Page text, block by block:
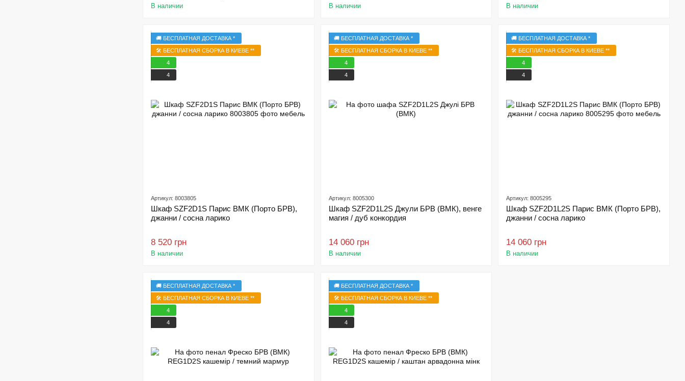
В наличии В наличии В наличии
🚚 БЕСПЛАТНАЯ ДОСТАВКА *
🛠️ БЕСПЛАТНАЯ СБОРКА В КИЕВЕ **
4
4
Артикул: 8003805
Шкаф SZF2D1S Парис ВМК (Порто БРВ),
джанни / сосна ларико
8 520 грн
В наличии
🚚 БЕСПЛАТНАЯ ДОСТАВКА *
🛠️ БЕСПЛАТНАЯ СБОРКА В КИЕВЕ **
4
4
Артикул: 8005300
Шкаф SZF2D1L2S Джули БРВ (ВМК), венге
магия / дуб конкордия
14 060 грн
В наличии
🚚 БЕСПЛАТНАЯ ДОСТАВКА *
🛠️ БЕСПЛАТНАЯ СБОРКА В КИЕВЕ **
4
4
Артикул: 8005295
Шкаф SZF2D1L2S Парис ВМК (Порто БРВ),
джанни / сосна ларико
14 060 грн
В наличии
🚚 БЕСПЛАТНАЯ ДОСТАВКА *
🛠️ БЕСПЛАТНАЯ СБОРКА В КИЕВЕ **
4
4
🚚 БЕСПЛАТНАЯ ДОСТАВКА *
🛠️ БЕСПЛАТНАЯ СБОРКА В КИЕВЕ **
4
4